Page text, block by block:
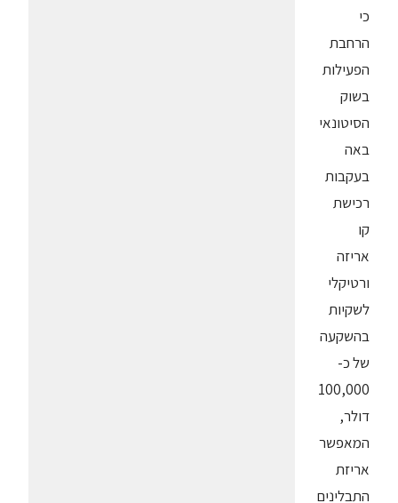
כי
הרחבת
הפעילות
בשוק
הסיטונאי
באה
בעקבות
רכישת
קו
אריזה
ורטיקלי
לשקיות
בהשקעה
של כ-
100,000
דולר,
המאפשר
אריזת
התבלינים